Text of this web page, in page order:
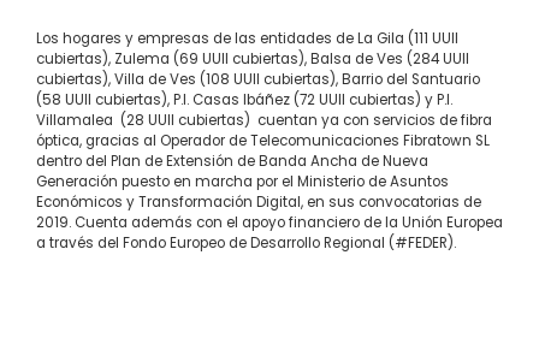
Los hogares y empresas de las entidades de La Gila (111 UUII
cubiertas), Zulema (69 UUII cubiertas), Balsa de Ves (284 UUII
cubiertas), Villa de Ves (108 UUII cubiertas), Barrio del Santuario
(58 UUII cubiertas), P.I. Casas Ibáñez (72 UUII cubiertas) y P.I.
Villamalea (28 UUII cubiertas) cuentan ya con servicios de fibra
óptica, gracias al Operador de Telecomunicaciones Fibratown SL
dentro del Plan de Extensión de Banda Ancha de Nueva
Generación puesto en marcha por el Ministerio de Asuntos
Económicos y Transformación Digital, en sus convocatorias de
2019. Cuenta además con el apoyo financiero de la Unión Europea
a través del Fondo Europeo de Desarrollo Regional (#FEDER).